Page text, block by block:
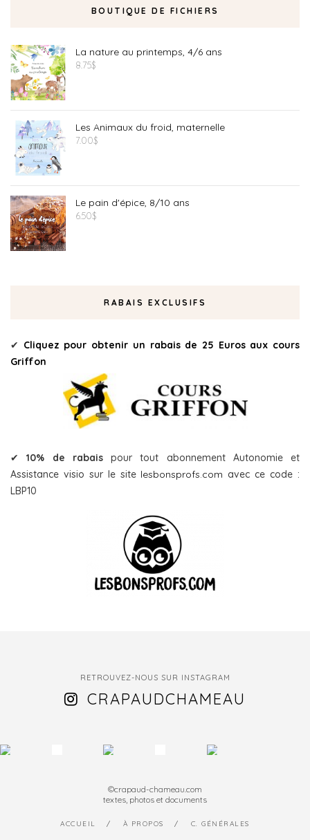
BOUTIQUE DE FICHIERS
La nature au printemps, 4/6 ans
8.75$
Les Animaux du froid, maternelle
7.00$
Le pain d'épice, 8/10 ans
6.50$
RABAIS EXCLUSIFS
✔ Cliquez pour obtenir un rabais de 25 Euros aux cours
Griffon
✔10% de rabaispour tout abonnement Autonomie et
Assistance visio sur le site lesbonsprofs.com avec ce code :
LBP10
RETROUVEZ-NOUS SUR INSTAGRAM
CRAPAUDCHAMEAU
©crapaud-chameau.com
textes, photos et documents
ACCUEIL À PROPOS C. GÉNÉRALES